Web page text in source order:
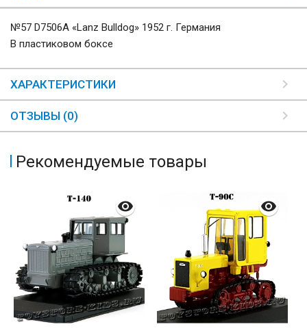
№57 D7506A «Lanz Bulldog» 1952 г. Германия
В пластиковом боксе
ХАРАКТЕРИСТИКИ
ОТЗЫВЫ (0)
Рекомендуемые товары